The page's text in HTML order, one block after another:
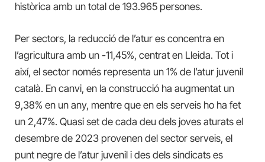
històrica amb un total de 193.965 persones.
Per sectors, la reducció de l’atur es concentra en
l’agricultura amb un -11,45%, centrat en Lleida. Tot i
així, el sector només representa un 1% de l’atur juvenil
català. En canvi, en la construcció ha augmentat un
9,38% en un any, mentre que en els serveis ho ha fet
un 2,47%. Quasi set de cada deu dels joves aturats el
desembre de 2023 provenen del sector serveis, el
punt negre de l’atur juvenil i des dels sindicats es